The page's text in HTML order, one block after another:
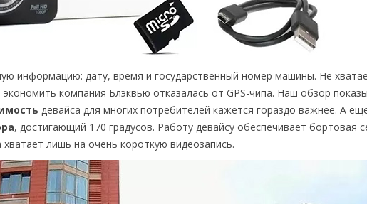
информацию: дату, время и государственный номер машины. Не
компания Блэквью отказалась от GPS-чипа. Наш обзор
девайса для многих потребителей кажется гораздо важнее. А
, достигающий 170 градусов. Работу девайсу обеспечивает бортовая
лишь на очень короткую видеозапись.